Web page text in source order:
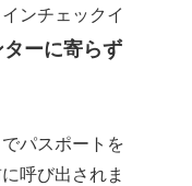
ンチェックイ
ーに寄らず
パスポートを
呼び出されま